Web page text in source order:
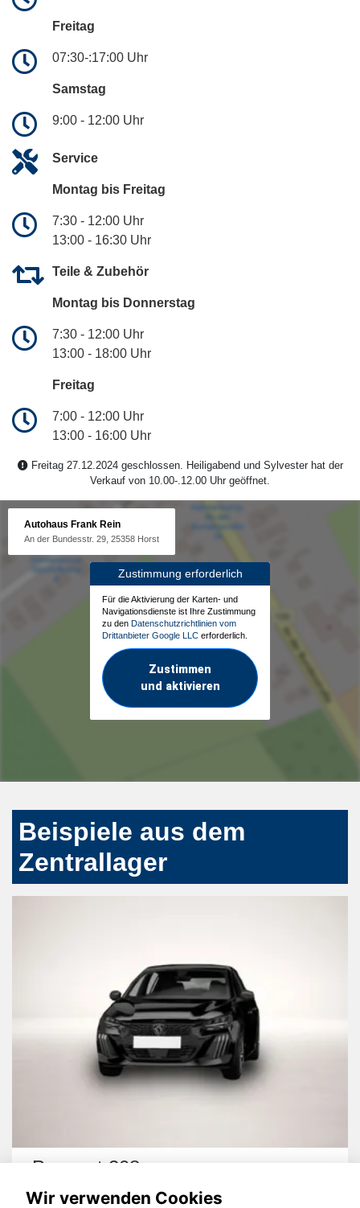
Freitag
07:30-:17:00 Uhr
Samstag
9:00 - 12:00 Uhr
Service
Montag bis Freitag
7:30 - 12:00 Uhr
13:00 - 16:30 Uhr
Teile & Zubehör
Montag bis Donnerstag
7:30 - 12:00 Uhr
13:00 - 18:00 Uhr
Freitag
7:00 - 12:00 Uhr
13:00 - 16:00 Uhr
Freitag 27.12.2024 geschlossen. Heiligabend und Sylvester hat der
Verkauf von 10.00-.12.00 Uhr geöffnet.
Autohaus Frank Rein
An der Bundesstr. 29, 25358 Horst
Zustimmung erforderlich
Für die Aktivierung der Karten- und
Navigationsdienste ist Ihre Zustimmung
zu den Datenschutzrichtlinien vom
Drittanbieter Google LLC erforderlich.
Zustimmen
und aktivieren
Beispiele aus dem
Zentrallager
Peugeot 208
Wir verwenden Cookies